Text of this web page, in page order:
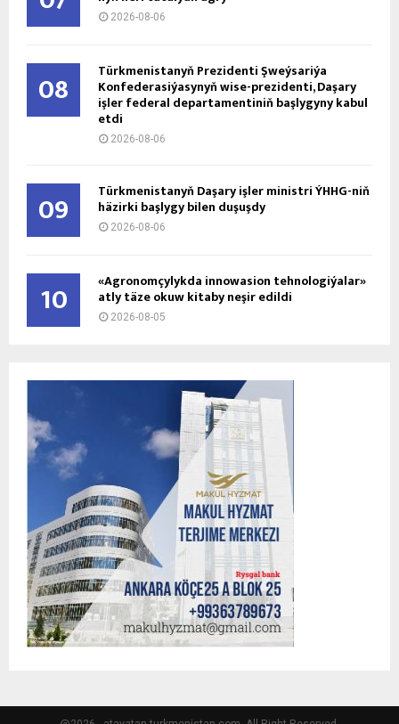
2026-08-06
08 Türkmenistanyň Prezidenti Şweýsariýa
Konfederasiýasynyň wise-prezidenti, Daşary
işler federal departamentiniň başlygyny kabul
etdi
2026-08-06
09 Türkmenistanyň Daşary işler ministri ÝHHG-niň
häzirki başlygy bilen duşuşdy
2026-08-06
10 «Agronomçylykda innowasion tehnologiýalar»
atly täze okuw kitaby neşir edildi
2026-08-05